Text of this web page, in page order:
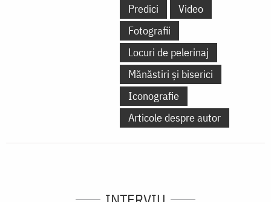
Predici
Video
Fotografii
Locuri de pelerinaj
Mănăstiri și biserici
Iconografie
Articole despre autor